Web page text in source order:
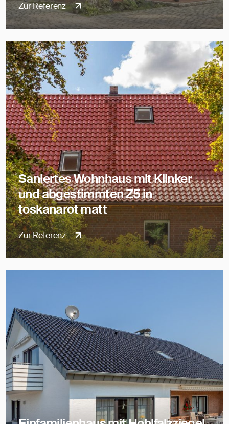
Zur Referenz
Saniertes Wohnhaus mit Klinker
und abgestimmten Z5 in
toskanarot matt
Zur Referenz